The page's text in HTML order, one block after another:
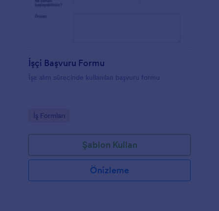
İşçi Başvuru Formu
İşe alım sürecinde kullanılan başvuru formu
Go to Category:
İş Formları
Şablon Kullan
Önizleme